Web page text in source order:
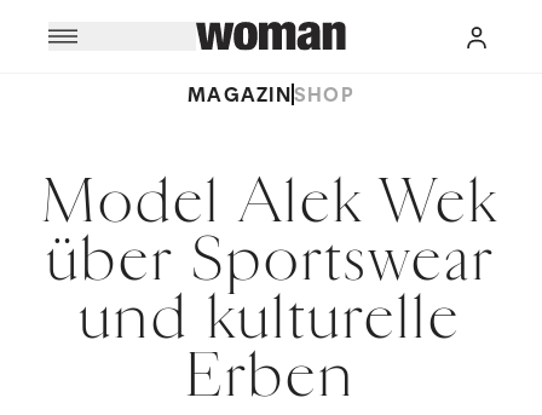
MAGAZINSHOP
Model Alek Wek
über Sportswear
und kulturelle
Erben